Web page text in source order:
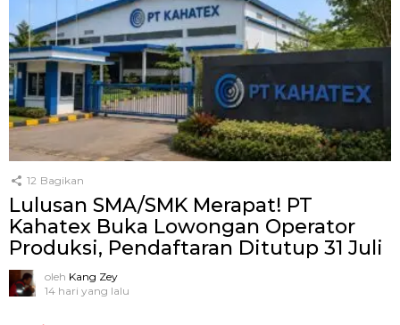
12 Bagikan
Lulusan SMA/SMK Merapat! PT
Kahatex Buka Lowongan Operator
Produksi, Pendaftaran Ditutup 31 Juli
oleh Kang Zey
14 hari yang lalu